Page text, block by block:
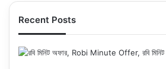
Recent Posts